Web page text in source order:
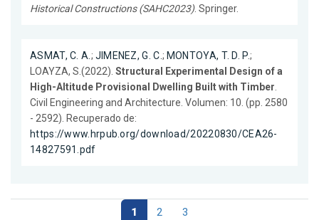
Historical Constructions (SAHC2023). Springer.
ASMAT, C. A.; JIMENEZ, G. C.; MONTOYA, T. D. P.;
LOAYZA, S.(2022). Structural Experimental Design of a
High-Altitude Provisional Dwelling Built with Timber.
Civil Engineering and Architecture. Volumen: 10. (pp. 2580
- 2592). Recuperado de:
https://www.hrpub.org/download/20220830/CEA26-
14827591.pdf
1 2 3